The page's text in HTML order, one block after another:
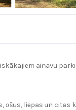
ainavu
ošus, liepas un